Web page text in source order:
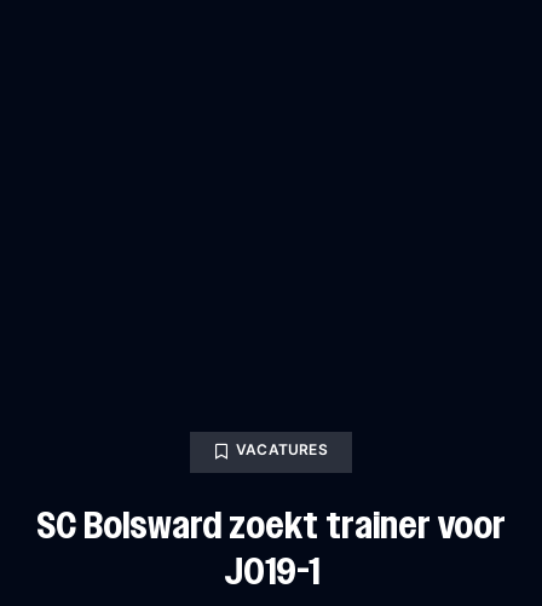
VACATURES
SC Bolsward zoekt trainer voor
JO19-1